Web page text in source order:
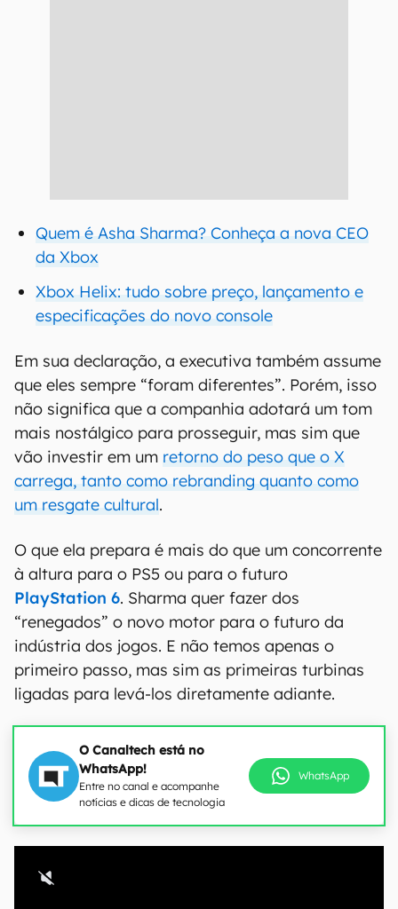
Quem é Asha Sharma? Conheça a nova CEO
da Xbox
Xbox Helix: tudo sobre preço, lançamento e
especificações do novo console
Em sua declaração, a executiva também assume
que eles sempre “foram diferentes”. Porém, isso
não significa que a companhia adotará um tom
mais nostálgico para prosseguir, mas sim que
vão investir em um retorno do peso que o X
carrega, tanto como rebranding quanto como
um resgate cultural.
O que ela prepara é mais do que um concorrente
à altura para o PS5 ou para o futuro
PlayStation 6. Sharma quer fazer dos
“renegados” o novo motor para o futuro da
indústria dos jogos. E não temos apenas o
primeiro passo, mas sim as primeiras turbinas
ligadas para levá-los diretamente adiante.
O Canaltech está no
WhatsApp!
Entre no canal e acompanhe
notícias e dicas de tecnologia
WhatsApp